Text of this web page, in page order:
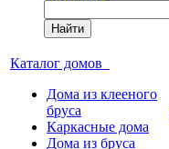
Найти
Каталог домов
Дома из клееного
бруса
Каркасные дома
Дома из бруса